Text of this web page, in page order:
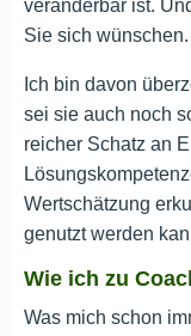
veränderbar ist.
Sie sich wünschen.
Ich bin davon
sei sie auch noch
reicher Schatz an
Wertschätzung
genutzt werden
Wie ich zu
Was mich schon